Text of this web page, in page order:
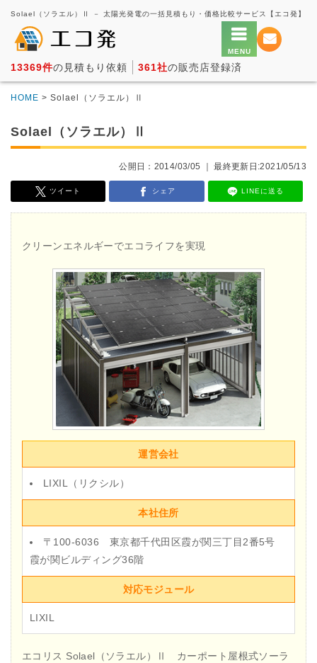
Solael（ソラエル）Ⅱ － 太陽光発電の一括見積もり・価格比較サービス【エコ発】
13369件の見積もり依頼 361社の販売店登録済
HOME > Solael（ソラエル）Ⅱ
Solael（ソラエル）Ⅱ
公開日：2014/03/05 ｜ 最終更新日:2021/05/13
ツイート シェア LINEに送る
クリーンエネルギーでエコライフを実現
運営会社
LIXIL（リクシル）
本社住所
〒100-6036 東京都千代田区霞が関三丁目2番5号
霞が関ビルディング36階
対応モジュール
LIXIL
エコリス Solael（ソラエル）Ⅱ カーポート屋根式ソーラ